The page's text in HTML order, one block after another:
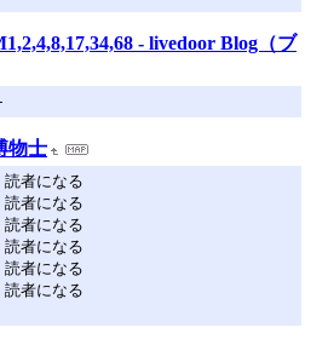
- livedoor Blog（ブ
物士
読者になる
読者になる
読者になる
読者になる
読者になる
読者になる